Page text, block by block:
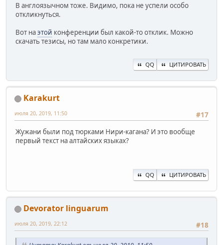
В англоязычном тоже. Видимо, пока не успели особо
откликнуться.
Вот наэтой конференции был какой-то отклик. Можно
скачать тезисы, но там мало конкретики.
QQ ЦИТИРОВАТЬ
Karakurt
#17
июля 20, 2019, 11:50
Жужани были под тюрками Нири-кагана? И это вообще
первый текст на алтайских языках?
QQ ЦИТИРОВАТЬ
Devorator linguarum
#18
июля 20, 2019, 22:12